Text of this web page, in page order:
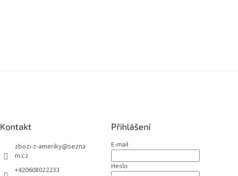
Kontakt
zbozi-z-ameriky@sezna
m.cz
+420608022233
Přihlášení
E-mail
Heslo